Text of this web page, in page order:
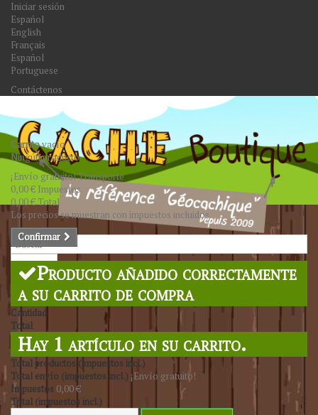
Iniciar sesión
Español
English
Français
Español
Portuguese
Contáctenos
Buscar
Carritovacío
Ningún producto
¡Envío gratuito!Transporte
0,00 € Impuestos
0,00 €Total
Los precios se muestran con impuestos incluidos
Confirmar
Producto añadido correctamente
a su carrito de compra
Cantidad
Total
Hay 1 artículo en su carrito.
Total productos (impuestos incl.)
Total envío (impuestos incl.) ¡Envío gratuito!
Impuestos 0,00 €
Total (impuestos incl.)